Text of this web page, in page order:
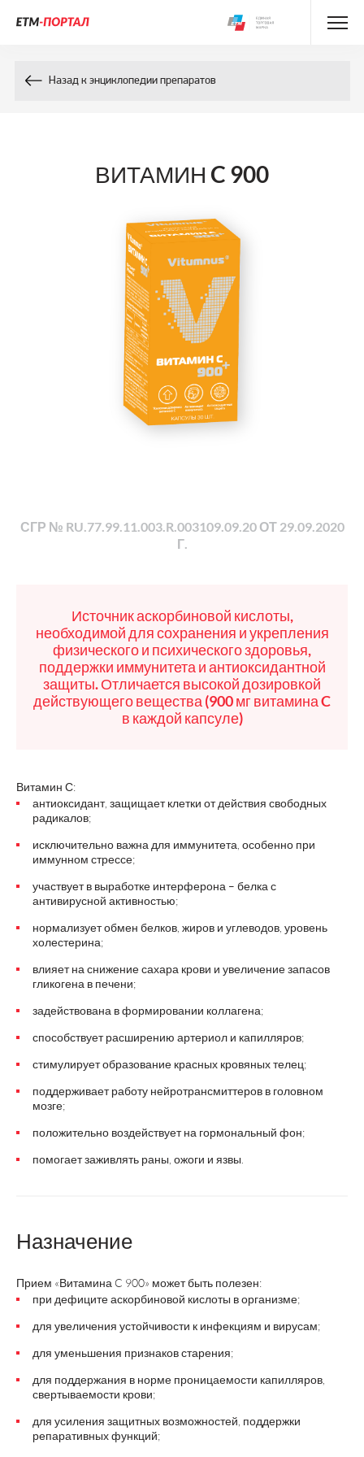
Назад к энциклопедии препаратов
ВИТАМИН C 900
СГР № RU.77.99.11.003.R.003109.09.20 ОТ 29.09.2020
Г.
Источник аскорбиновой кислоты,
необходимой для сохранения и укрепления
физического и психического здоровья,
поддержки иммунитета и антиоксидантной
защиты. Отличается высокой дозировкой
действующего вещества (900 мг витамина C
в каждой капсуле)
Витамин С:
антиоксидант, защищает клетки от действия свободных
радикалов;
исключительно важна для иммунитета, особенно при
иммунном стрессе;
участвует в выработке интерферона – белка с
антивирусной активностью;
нормализует обмен белков, жиров и углеводов, уровень
холестерина;
влияет на снижение сахара крови и увеличение запасов
гликогена в печени;
задействована в формировании коллагена;
способствует расширению артериол и капилляров;
стимулирует образование красных кровяных телец;
поддерживает работу нейротрансмиттеров в головном
мозге;
положительно воздействует на гормональный фон;
помогает заживлять раны, ожоги и язвы.
Назначение
Прием «Витамина C 900» может быть полезен:
при дефиците аскорбиновой кислоты в организме;
для увеличения устойчивости к инфекциям и вирусам;
для уменьшения признаков старения;
для поддержания в норме проницаемости капилляров,
свертываемости крови;
для усиления защитных возможностей, поддержки
репаративных функций;